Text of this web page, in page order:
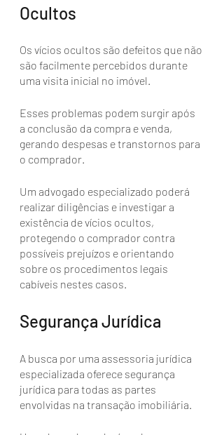
Ocultos
Os vícios ocultos são defeitos que não
são facilmente percebidos durante
uma visita inicial no imóvel.
Esses problemas podem surgir após
a conclusão da compra e venda,
gerando despesas e transtornos para
o comprador.
Um advogado especializado poderá
realizar diligências e investigar a
existência de vícios ocultos,
protegendo o comprador contra
possíveis prejuízos e orientando
sobre os procedimentos legais
cabíveis nestes casos.
Segurança Jurídica
A busca por uma assessoria jurídica
especializada oferece segurança
jurídica para todas as partes
envolvidas na transação imobiliária.